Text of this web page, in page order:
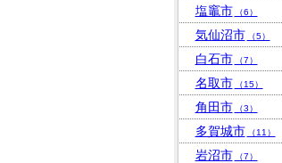
塩竈市 （6）
気仙沼市 （5）
白石市 （7）
名取市 （15）
角田市 （3）
多賀城市 （11）
岩沼市 （7）